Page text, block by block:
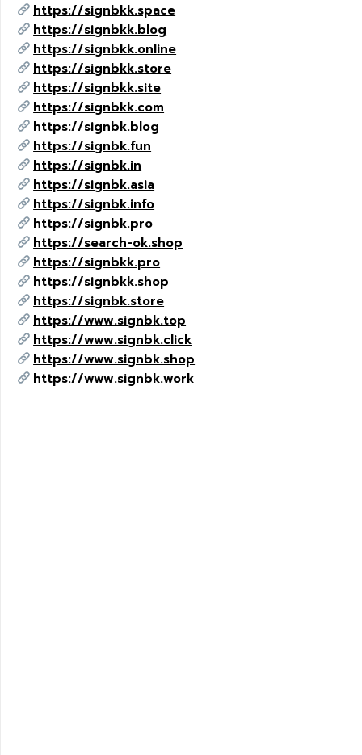
https://signbkk.space
https://signbkk.blog
https://signbkk.online
https://signbkk.store
https://signbkk.site
https://signbkk.com
https://signbk.blog
https://signbk.fun
https://signbk.in
https://signbk.asia
https://signbk.info
https://signbk.pro
https://search-ok.shop
https://signbkk.pro
https://signbkk.shop
https://signbk.store
https://www.signbk.top
https://www.signbk.click
https://www.signbk.shop
https://www.signbk.work